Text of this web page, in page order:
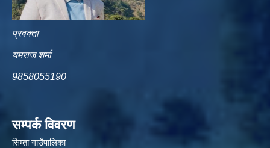
प्रवक्ता
यमराज शर्मा
9858055190
सम्पर्क विवरण
सिम्ता गाउँपालिका